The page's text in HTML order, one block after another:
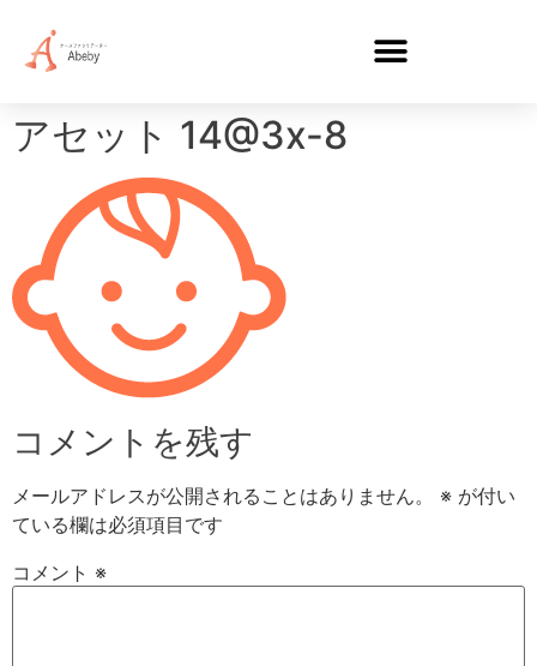
アセット 14@3x-8
コメントを残す
メールアドレスが公開されることはありません。 ※ が付い
ている欄は必須項目です
コメント ※